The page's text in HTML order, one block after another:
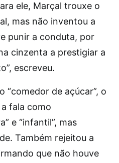
ele, Marçal trouxe o
mas não inventou a
punir a conduta, por
cinzenta a prestigiar a
escreveu.
“comedor de açúcar”, o
fala como
e “infantil”, mas
Também rejeitou a
que não houve